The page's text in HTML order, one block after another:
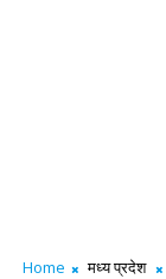
Home मध्य प्रदेश